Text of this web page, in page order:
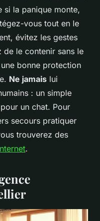
si la panique monte,
vous tout en le
évitez les gestes
de le contenir sans le
bonne protection
Ne jamais lui
: un simple
un chat. Pour
secours pratiquer
trouverez des
.